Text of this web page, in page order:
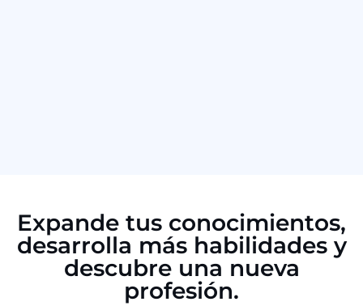
Expande tus conocimientos,
desarrolla más habilidades y
descubre una nueva
profesión.